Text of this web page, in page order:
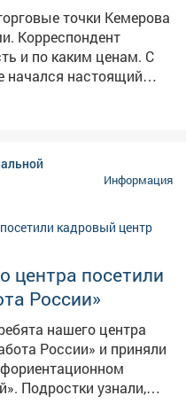
точки Кемерова
Корреспондент
и по каким ценам. С
начался настоящий
и распирает от
вручную в лесу.
только и остаётся,
как горячие пирожки.
Информация
центра посетили
России»
России» и приняли
в Кузбассе и стране,